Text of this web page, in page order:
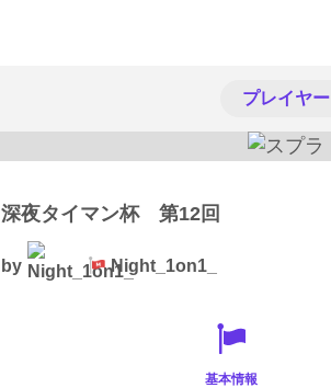
プレイヤー
深夜タイマン杯 第12回
by Night_1on1_
基本情報